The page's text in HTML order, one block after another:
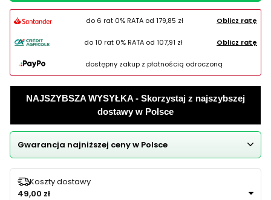
do 6 rat 0% RATA od 179,85 zł Oblicz ratę
do 10 rat 0% RATA od 107,91 zł Oblicz ratę
dostępny zakup z płatnością odroczoną
NAJSZYBSZA WYSYŁKA - Skorzystaj z najszybszej
dostawy w Polsce
Gwarancja najniższej ceny w Polsce
Koszty dostawy
49,00 zł